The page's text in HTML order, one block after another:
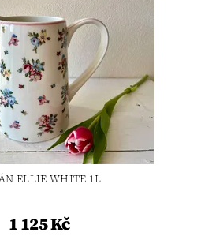
ELLIE WHITE 1L
1 125 Kč